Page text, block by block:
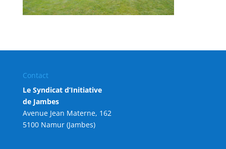
Contact
Le Syndicat d’Initiative
de Jambes
Avenue Jean Materne, 162
5100 Namur (Jambes)